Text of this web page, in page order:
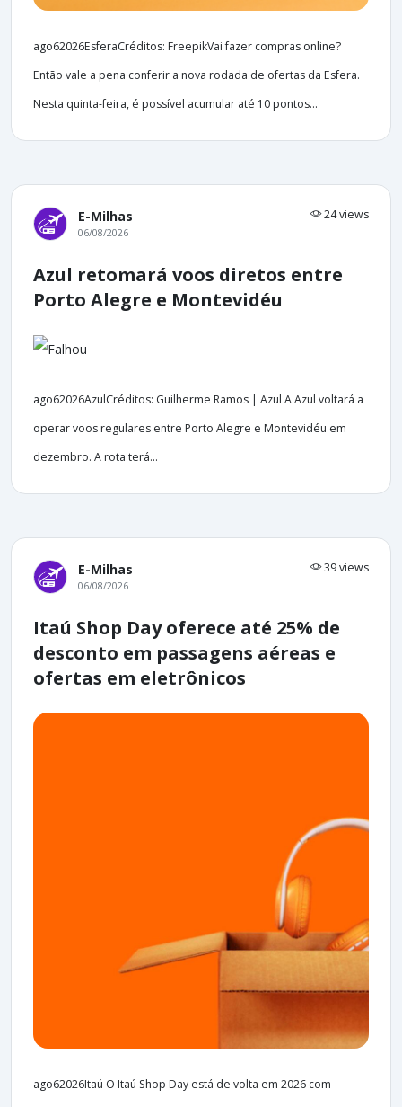
ago62026EsferaCréditos: FreepikVai fazer compras online?
Então vale a pena conferir a nova rodada de ofertas da Esfera.
Nesta quinta-feira, é possível acumular até 10 pontos...
E-Milhas 24 views
06/08/2026
Azul retomará voos diretos entre
Porto Alegre e Montevidéu
ago62026AzulCréditos: Guilherme Ramos | Azul A Azul voltará a
operar voos regulares entre Porto Alegre e Montevidéu em
dezembro. A rota terá...
E-Milhas 39 views
06/08/2026
Itaú Shop Day oferece até 25% de
desconto em passagens aéreas e
ofertas em eletrônicos
ago62026Itaú O Itaú Shop Day está de volta em 2026 com